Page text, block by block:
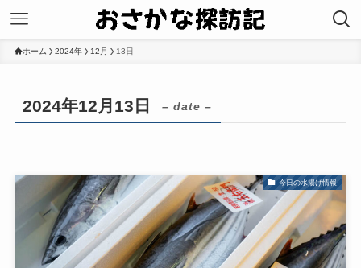
ホーム 2024年 12月 13日
2024年12月13日 – date –
今日の水揚げ情報